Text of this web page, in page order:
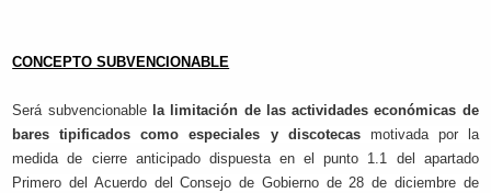
CONCEPTO SUBVENCIONABLE
Será subvencionable la limitación de las actividades económicas de
bares tipificados como especiales y discotecasmotivada por la
medida de cierre anticipado dispuesta en el punto 1.1 del apartado
Primero del Acuerdo del Consejo de Gobierno de 28 de diciembre de